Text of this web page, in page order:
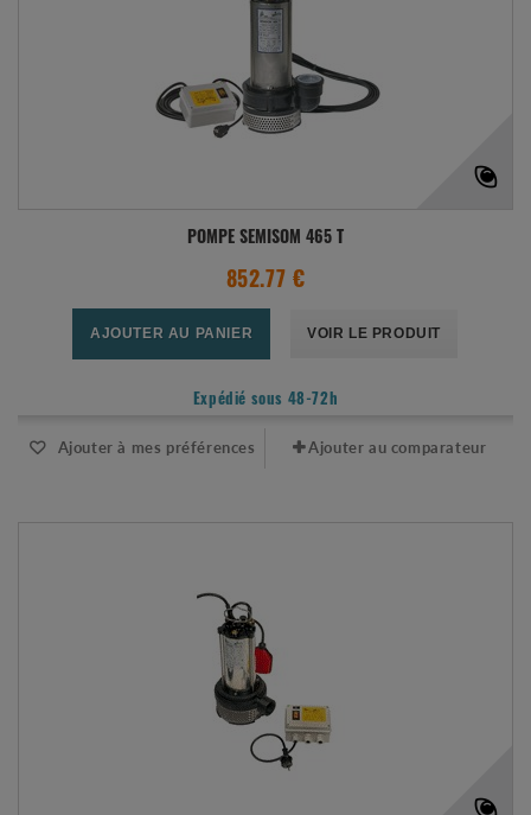
POMPE SEMISOM 465 T
852.77 €
AJOUTER AU PANIER VOIR LE PRODUIT
Expédié sous 48-72h
Ajouter à mes préférences Ajouter au comparateur